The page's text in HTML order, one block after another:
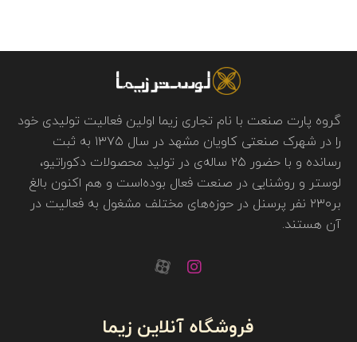
گروه پارت صنعت با نام تجاری زیما اولین فعالیت تولیدی خود
را در شهرک صنعتی کاویان مشهد در سال ۱۳۷۵ به ثبت
رسانده و با حضور ۲۵ ساله‌ی در تولید محصولات دکوراتیو،
لوستر و روشنایی در صنعت فعال بوده‌است و هم اکنون بالغ
بر۲۳۰ نفر پرسنل در حوزه‌های مختلف مشغول به فعالیت در
آن هستند.
فروشگاه آنلاین زیما